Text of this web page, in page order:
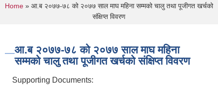
You are here
Home » आ.ब २०७७-७८ को २०७७ साल माघ महिना सम्मको चालु तथा पूजीगत खर्चको
संक्षिप्त विवरण
आ.ब २०७७-७८ को २०७७ साल माघ महिना
सम्मको चालु तथा पूजीगत खर्चको संक्षिप्त विवरण
Supporting Documents: